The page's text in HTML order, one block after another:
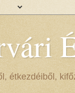
étkezdéiből,